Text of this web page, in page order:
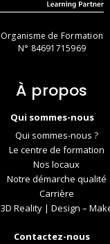
Organisme de Formation
N° 84691715969
À propos
Qui sommes-nous
Qui sommes-nous ?
Le centre de formation
Nos locaux
Notre démarche qualité
Carrière
3D Reality | Design –
Contactez-nous